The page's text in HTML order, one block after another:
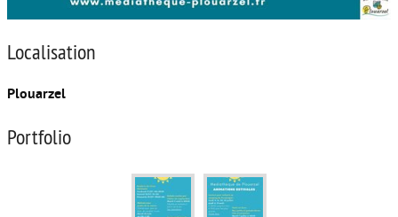
Localisation
Plouarzel
Portfolio